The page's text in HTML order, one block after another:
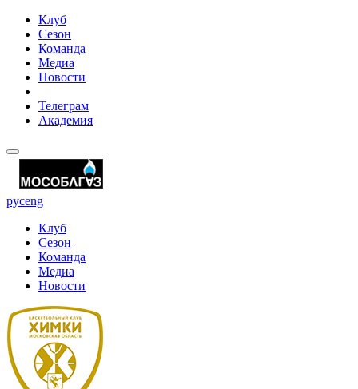
Клуб
Сезон
Команда
Медиа
Новости
Телеграм
Академия
русeng
Клуб
Сезон
Команда
Медиа
Новости